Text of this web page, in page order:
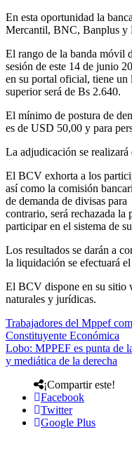
En esta oportunidad la
Mercantil, BNC, Banplus y
El rango de la banda móvil
sesión de este 14 de junio
en su portal oficial, tiene
superior será de Bs 2.640.
El mínimo de postura de
es de USD 50,00 y para
La adjudicación se
El BCV exhorta a los
así como la comisión
de demanda de divisas
contrario, será rechazada la
participar en el sistema de
Los resultados se darán a
la liquidación se efectuará
El BCV dispone en su sitio
naturales y jurídicas.
Trabajadores del Mppef
Constituyente Económica
Lobo: MPPEF es punta de
y mediática de la derecha
¡Compartir este!
Facebook
Twitter
Google Plus